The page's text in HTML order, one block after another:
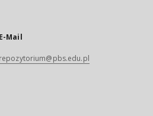
E-Mail
repozytorium@pbs.edu.pl